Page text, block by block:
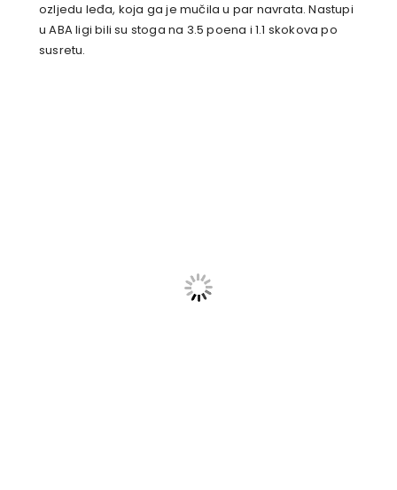
ozljedu leđa, koja ga je mučila u par navrata. Nastupi
u ABA ligi bili su stoga na 3.5 poena i 1.1 skokova po
susretu.